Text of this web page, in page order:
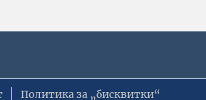
Политика за „бисквитки“